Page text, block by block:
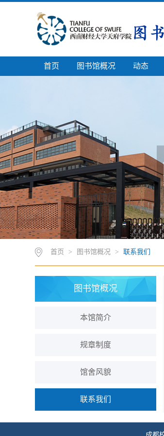
首页 图书馆概况 动态
首页 > 图书馆概况 > 联系我们
图书馆概况
本馆简介
规章制度
馆舍风貌
联系我们